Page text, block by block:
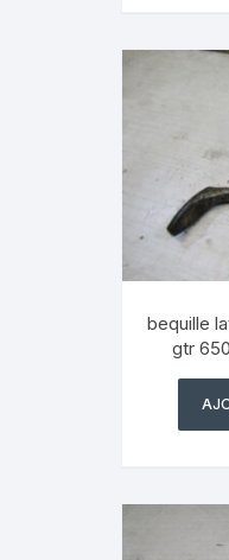
bequille